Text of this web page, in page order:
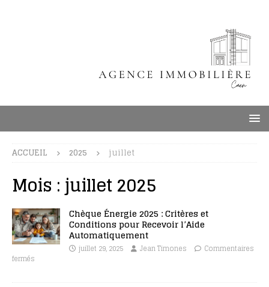
ACCUEIL 2025 juillet
Mois :juillet 2025
Chèque Énergie 2025 : Critères et
Conditions pour Recevoir l’Aide
Automatiquement
juillet 29, 2025 Jean Timones
Commentaires
fermés